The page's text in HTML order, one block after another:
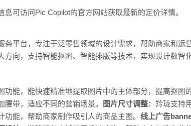
可访问Pic Copilot的官方网站获取最新的定价详情。
务平台，专注于泛零售领域的设计需求，帮助商家和
方向，支持智能抠图、智能排版等技术，实现设计数智
功能，能快速精准地提取图片中的主体部分，提高抠图
带，适应不同的营销场景。
图片尺寸调整：羚珑支持
功能，帮助商家制作吸引人的商品主图。 线上广告